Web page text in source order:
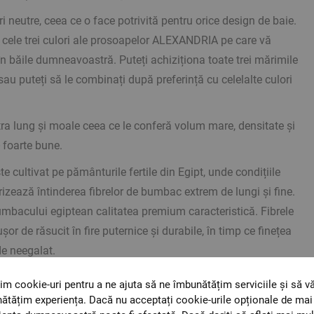
neutre, ceea ce o face potrivită pentru orice design de baie.
trei culori ale prosoapelor ALEXANDRIA pe care vă
băile dumneavoastră. Puteți achiziționa toate trei mărimile
puteți să le combinați după preferință cu celelalte culori
lung și moale ceea ce le conferă volum mare, densitate și
bune.
cultivat pe pământurile fertile din Egipt, unde condițiile
întinderea fibrelor de bumbac extrem de lungi și fine.
egiptean calitatea premium caracteristică. Fibrele
de răsucit în fire puternice și durabile, în timp ce finețea
neegalat.
cookie-uri pentru a ne ajuta să ne îmbunătățim serviciile și să vă
experiența. Dacă nu acceptați cookie-urile opționale de